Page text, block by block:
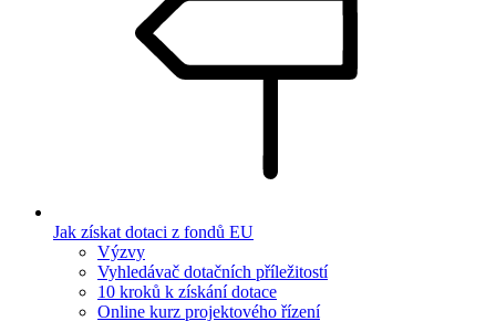
Jak získat dotaci z fondů EU
Výzvy
Vyhledávač dotačních příležitostí
10 kroků k získání dotace
Online kurz projektového řízení